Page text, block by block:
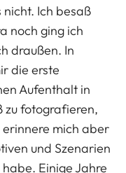
Ich besaß
noch ging ich
draußen. In
die erste
Aufenthalt in
zu fotografieren,
mich aber
und Szenarien
Einige Jahre